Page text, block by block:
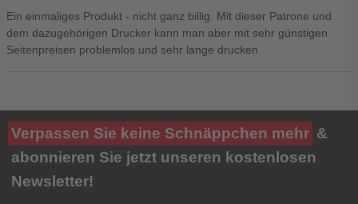
Ein einmaliges Produkt - nicht ganz billig. Mit dieser Patrone und
dem dazugehörigen Drucker kann man aber mit sehr günstigen
Seitenpreisen problemlos und sehr lange drucken
Ihre Bewertung**
★★★★★
Titel**
Verpassen Sie keine Schnäppchen mehr &
abonnieren Sie jetzt unseren kostenlosen
Newsletter!